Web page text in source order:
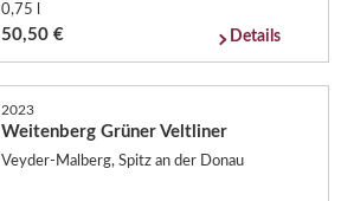
0,75 l
50,50 € Details
2023
Weitenberg Grüner Veltliner
Veyder-Malberg, Spitz an der Donau